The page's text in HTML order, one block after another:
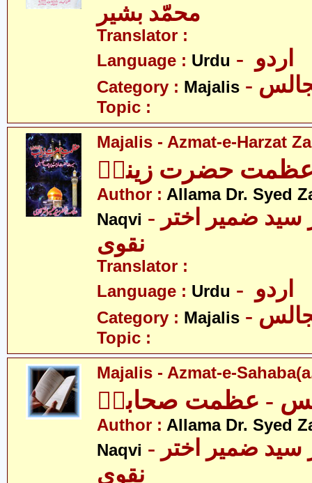
محمّد بشیر
Translator :
Language : Urdu
Category : Majalis
Topic :
Majalis - Azmat-e-Harzat
حضرت زینبؑ
Author : Allama Dr. Syed
Naqvi - علامہ ڈاکٹر سید ضمیر اختر
نقوی
Translator :
Language : Urdu
Category : Majalis
Topic :
Majalis - Azmat-e-
- عظمت صحابہؒ
Author : Allama Dr. Syed
Naqvi - علامہ ڈاکٹر سید ضمیر اختر
نقوی